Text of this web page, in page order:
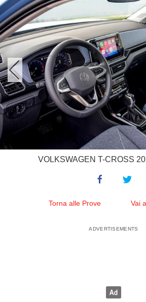
VOLKSWAGEN T-CROSS
Torna alle Prove Vai